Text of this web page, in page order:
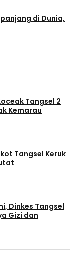
di Dunia,
Tangsel 2
Kemarau
Tangsel Keruk
Dinkes Tangsel
Gizi dan